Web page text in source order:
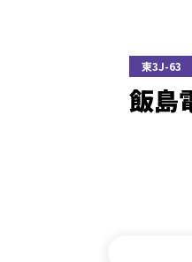
東3J-63
飯島